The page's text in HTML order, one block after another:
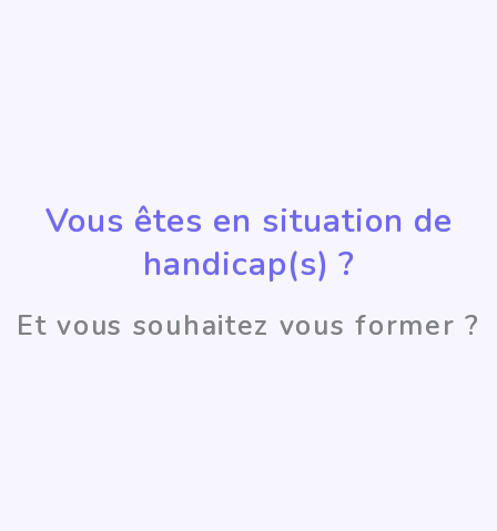
Vous êtes en situation de
handicap(s) ?
Et vous souhaitez vous former ?